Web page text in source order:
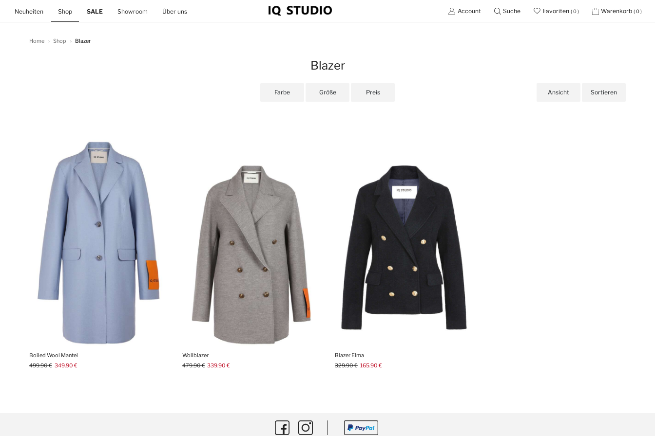
Neuheiten(current)
Shop SALE Showroom Über uns Account Suche Favoriten ( 0 ) Warenkorb ( 0 )
Home Shop Blazer
Blazer
Farbe Größe Preis Ansicht Sortieren
Boiled Wool Mantel
499.90 € 349.90 €
Wollblazer
479.90 € 339.90 €
Blazer Elma
329.90 € 165.90 €